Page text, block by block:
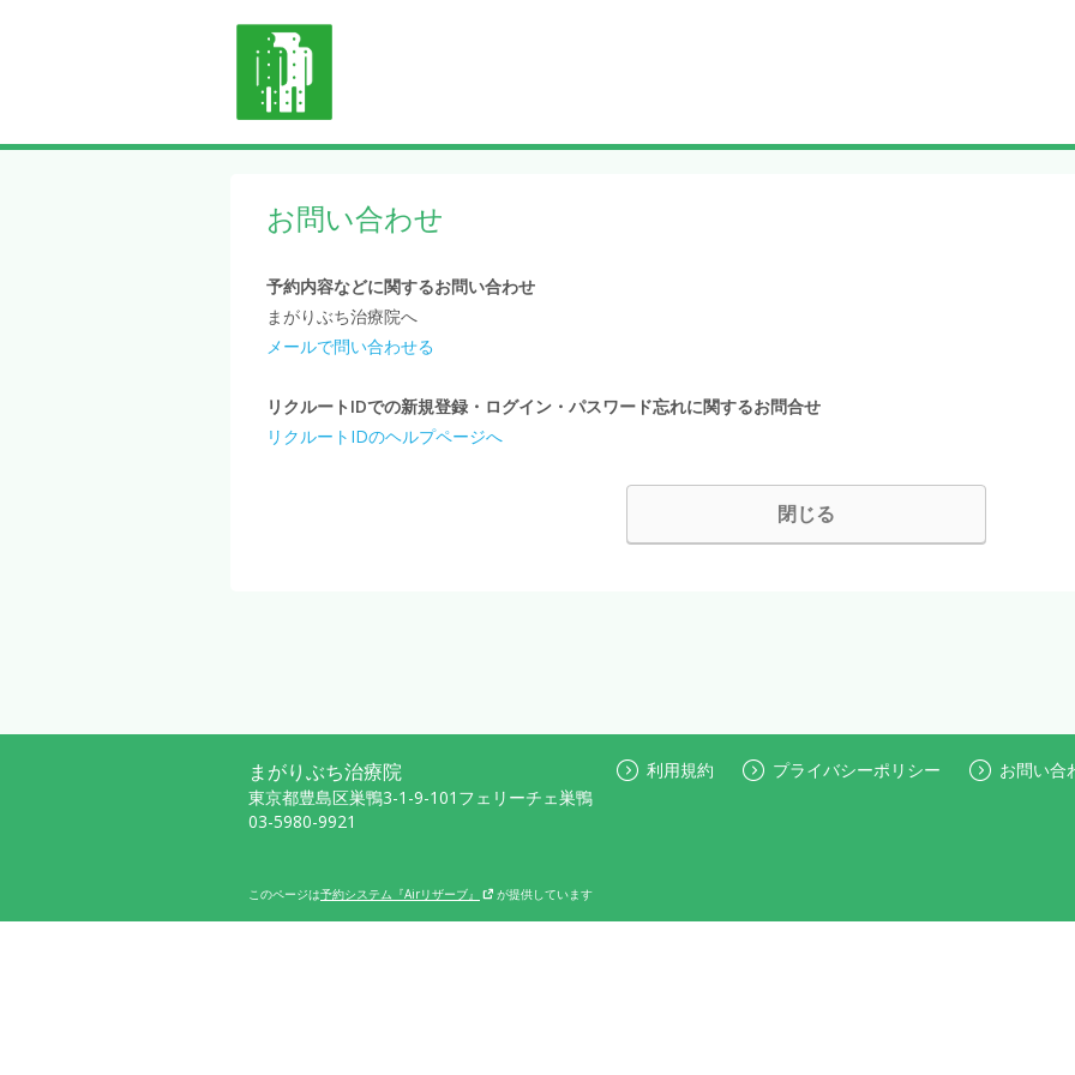
お問い合わせ
予約内容などに関するお問い合わせ
まがりぶち治療院へ
メールで問い合わせる
リクルートIDでの新規登録・ログイン・パスワード忘れに関するお問合せ
リクルートIDのヘルプページへ
閉じる
まがりぶち治療院
東京都豊島区巣鴨3-1-9-101フェリーチェ巣鴨
03-5980-9921
利用規約 プライバシーポリシー お問い合
このページは予約システム『Airリザーブ』 が提供しています